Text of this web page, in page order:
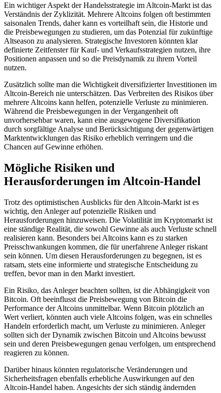
Ein wichtiger Aspekt der Handelsstrategie im Altcoin-Markt ist das
Verständnis der Zyklizität. Mehrere Altcoins folgen oft bestimmten
saisonalen Trends, daher kann es vorteilhaft sein, die Historie und
die Preisbewegungen zu studieren, um das Potenzial für zukünftige
Altseason zu analysieren. Strategische Investoren könnten klar
definierte Zeitfenster für Kauf- und Verkaufsstrategien nutzen, ihre
Positionen anpassen und so die Preisdynamik zu ihrem Vorteil
nutzen.
Zusätzlich sollte man die Wichtigkeit diversifizierter Investitionen im
Altcoin-Bereich nie unterschätzen. Das Verbreiten des Risikos über
mehrere Altcoins kann helfen, potenzielle Verluste zu minimieren.
Während die Preisbewegungen in der Vergangenheit oft
unvorhersehbar waren, kann eine ausgewogene Diversifikation
durch sorgfältige Analyse und Berücksichtigung der gegenwärtigen
Marktentwicklungen das Risiko erheblich verringern und die
Chancen auf Gewinne erhöhen.
Mögliche Risiken und
Herausforderungen im Altcoin-Handel
Trotz des optimistischen Ausblicks für den Altcoin-Markt ist es
wichtig, den Anleger auf potenzielle Risiken und
Herausforderungen hinzuweisen. Die Volatilität im Kryptomarkt ist
eine ständige Realität, die sowohl Gewinne als auch Verluste schnell
realisieren kann. Besonders bei Altcoins kann es zu starken
Preisschwankungen kommen, die für unerfahrene Anleger riskant
sein können. Um diesen Herausforderungen zu begegnen, ist es
ratsam, stets eine informierte und strategische Entscheidung zu
treffen, bevor man in den Markt investiert.
Ein Risiko, das Anleger beachten sollten, ist die Abhängigkeit von
Bitcoin. Oft beeinflusst die Preisbewegung von Bitcoin die
Performance der Altcoins unmittelbar. Wenn Bitcoin plötzlich an
Wert verliert, könnten auch viele Altcoins folgen, was ein schnelles
Handeln erforderlich macht, um Verluste zu minimieren. Anleger
sollten sich der Dynamik zwischen Bitcoin und Altcoins bewusst
sein und deren Preisbewegungen genau verfolgen, um entsprechend
reagieren zu können.
Darüber hinaus könnten regulatorische Veränderungen und
Sicherheitsfragen ebenfalls erhebliche Auswirkungen auf den
Altcoin-Handel haben. Angesichts der sich ständig ändernden